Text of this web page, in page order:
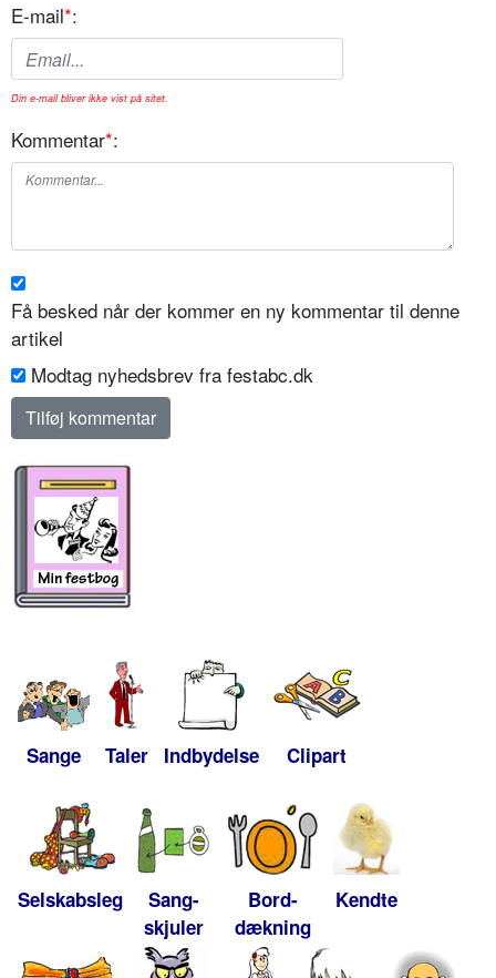
E-mail*:
Din e-mail bliver ikke vist på sitet.
Kommentar*:
Få besked når der kommer en ny kommentar til denne
artikel
Modtag nyhedsbrev fra festabc.dk
Sange Taler Indbydelse Clipart
Selskabsleg
Sang-
skjuler
Bord-
dækning
Kendte